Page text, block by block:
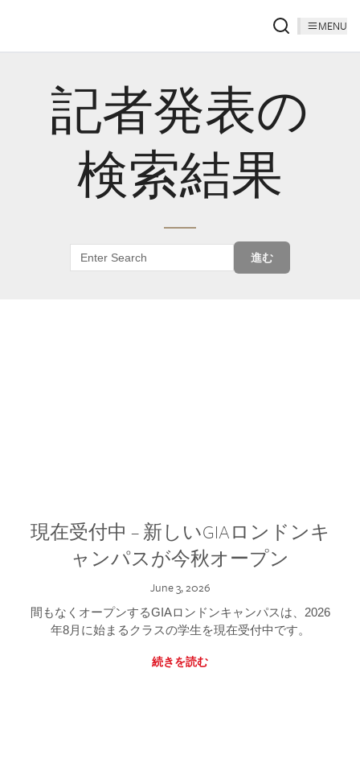
MENU
記者発表の
検索結果
進む
現在受付中 – 新しいGIAロンドンキ
ャンパスが今秋オープン
June 3, 2026
間もなくオープンするGIAロンドンキャンパスは、2026
年8月に始まるクラスの学生を現在受付中です。
続きを読む